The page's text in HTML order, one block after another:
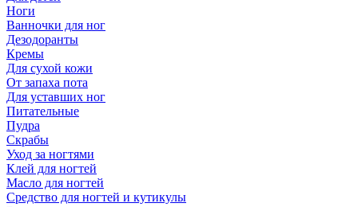
Ноги
Ванночки для ног
Дезодоранты
Кремы
Для сухой кожи
От запаха пота
Для уставших ног
Питательные
Пудра
Скрабы
Уход за ногтями
Клей для ногтей
Масло для ногтей
Средство для ногтей и кутикулы